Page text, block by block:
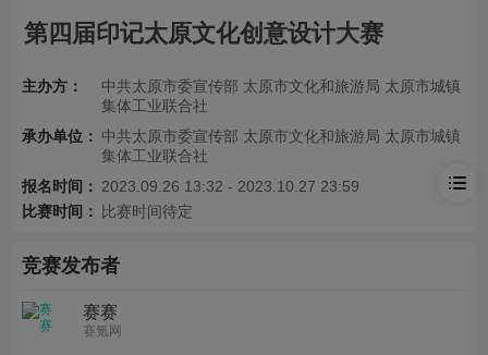
第四届印记太原文化创意设计大赛
主办方：
中共太原市委宣传部 太原市文化和旅游局 太原市城镇
集体工业联合社
承办单位： 中共太原市委宣传部 太原市文化和旅游局 太原市城镇
集体工业联合社
报名时间： 2023.09.26 13:32 - 2023.10.27 23:59
比赛时间：
比赛时间待定
竞赛发布者
赛赛
赛氪网